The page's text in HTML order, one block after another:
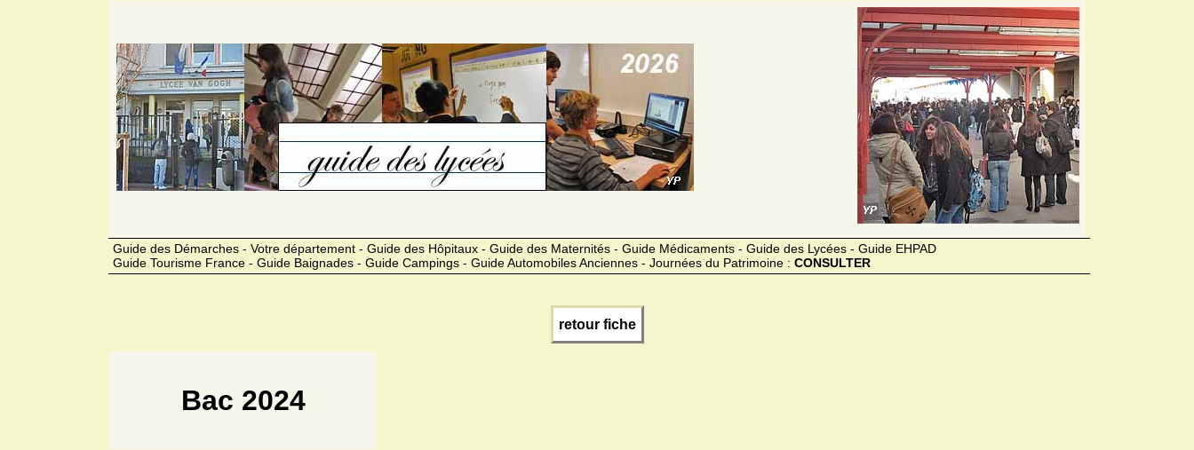
Guide des Démarches - Votre département - Guide des Hôpitaux - Guide des Maternités - Guide Médicaments - Guide des Lycées - Guide EHPAD
Guide Tourisme France - Guide Baignades - Guide Campings - Guide Automobiles Anciennes - Journées du Patrimoine : CONSULTER
retour fiche
Bac 2024